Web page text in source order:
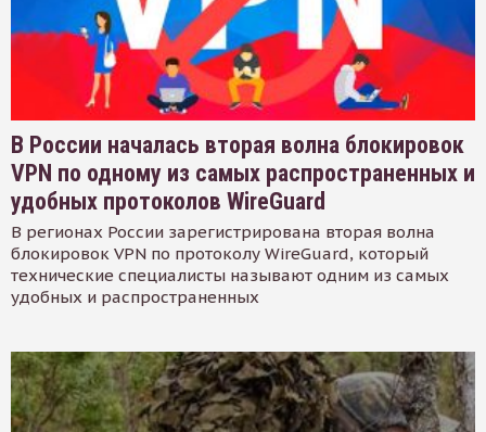
В России началась вторая волна блокировок
VPN по одному из самых распространенных и
удобных протоколов WireGuard
В регионах России зарегистрирована вторая волна
блокировок VPN по протоколу WireGuard, который
технические специалисты называют одним из самых
удобных и распространенных